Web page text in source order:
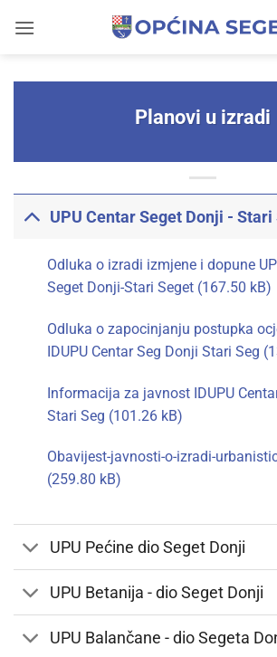
Planovi u izradi
UPU Centar Seget Donji - Stari
Odluka o izradi izmjene i dopune
Seget Donji-Stari Seget
Odluka o zapocinjanju postupka
IDUPU Centar Seg Donji Stari Seg
Informacija za javnost IDUPU
Stari Seg
Obavijest-javnosti-o-izradi-
UPU Pećine dio Seget Donji
UPU Betanija - dio Seget Donji
UPU Balančane - dio Segeta